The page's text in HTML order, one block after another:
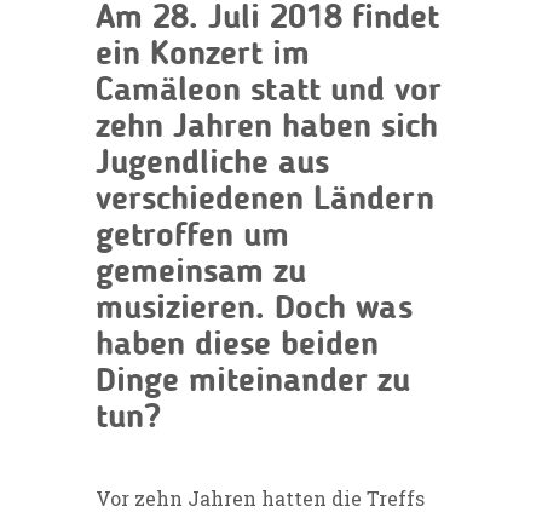
Am 28. Juli 2018 findet
ein Konzert im
Camäleon statt und vor
zehn Jahren haben sich
Jugendliche aus
verschiedenen Ländern
getroffen um
gemeinsam zu
musizieren. Doch was
haben diese beiden
Dinge miteinander zu
tun?
Vor zehn Jahren hatten die Treffs